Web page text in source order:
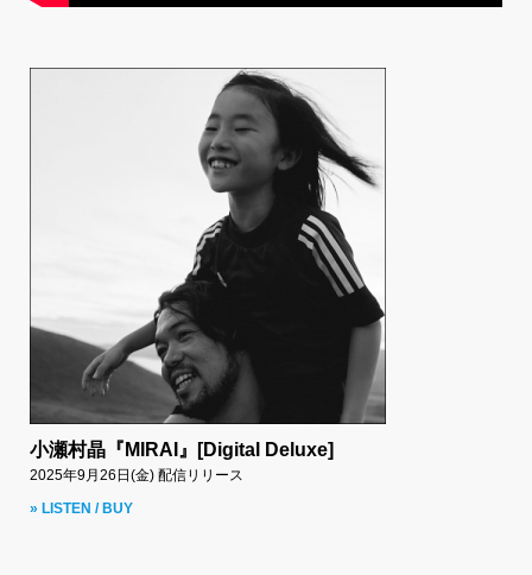
小瀬村晶『MIRAI』[Digital Deluxe]
2025年9月26日(金) 配信リリース
» LISTEN / BUY